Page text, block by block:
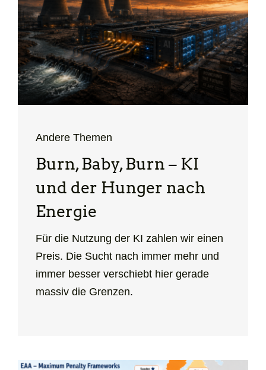
Andere Themen
Burn, Baby, Burn – KI
und der Hunger nach
Energie
Für die Nutzung der KI zahlen wir einen
Preis. Die Sucht nach immer mehr und
immer besser verschiebt hier gerade
massiv die Grenzen.